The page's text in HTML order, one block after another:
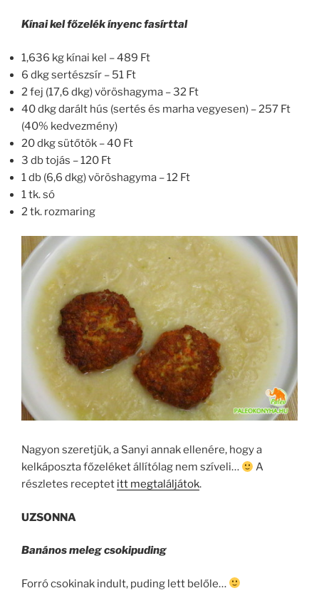
Kínai kel főzelék ínyenc fasírttal
1,636 kg kínai kel – 489 Ft
6 dkg sertészsír – 51 Ft
2 fej (17,6 dkg) vöröshagyma – 32 Ft
40 dkg darált hús (sertés és marha vegyesen) – 257 Ft
(40% kedvezmény)
20 dkg sütőtök – 40 Ft
3 db tojás – 120 Ft
1 db (6,6 dkg) vöröshagyma – 12 Ft
1 tk. só
2 tk. rozmaring
Nagyon szeretjük, a Sanyi annak ellenére, hogy a
kelkáposzta főzeléket állítólag nem szíveli…
A
részletes receptet itt megtaláljátok.
UZSONNA
Banános meleg csokipuding
Forró csokinak indult, puding lett belőle…